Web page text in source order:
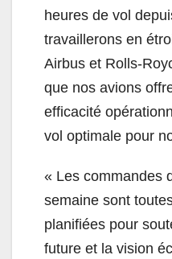
heures de vol
travaillerons en
Airbus et Rolls-
que nos avions
efficacité
vol optimale pour
« Les commandes
semaine sont
planifiées pour
future et la vision